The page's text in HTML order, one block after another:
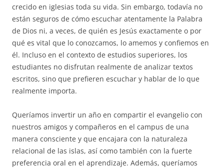
crecido en iglesias toda su vida. Sin embargo, todavía no
están seguros de cómo escuchar atentamente la Palabra
de Dios ni, a veces, de quién es Jesús exactamente o por
qué es vital que lo conozcamos, lo amemos y confiemos en
él. Incluso en el contexto de estudios superiores, los
estudiantes no disfrutan realmente de analizar textos
escritos, sino que prefieren escuchar y hablar de lo que
realmente importa.
Queríamos invertir un año en compartir el evangelio con
nuestros amigos y compañeros en el campus de una
manera consciente y que encajara con la naturaleza
relacional de las islas, así como también con la fuerte
preferencia oral en el aprendizaje. Además, queríamos